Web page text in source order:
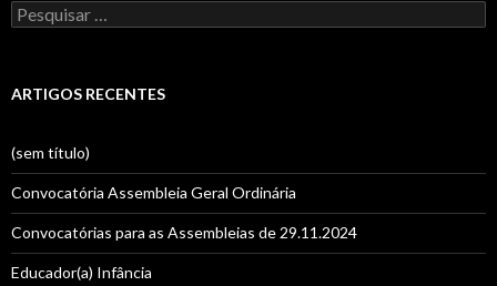
P
e
u
a
r
p
o
r
:
ARTIGOS RECENTES
(sem título)
Convocatória Assembleia Geral Ordinária
Convocatórias para as Assembleias de 29.11.2024
Educador(a) Infância